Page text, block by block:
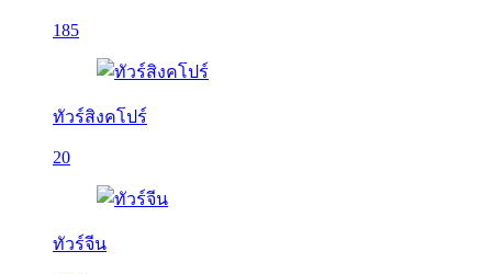
185
ทัวร์สิงคโปร์
20
ทัวร์จีน